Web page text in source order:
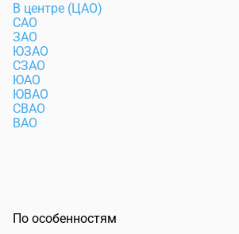
В центре (ЦАО)
САО
ЗАО
ЮЗАО
СЗАО
ЮАО
ЮВАО
СВАО
ВАО
По особенностям